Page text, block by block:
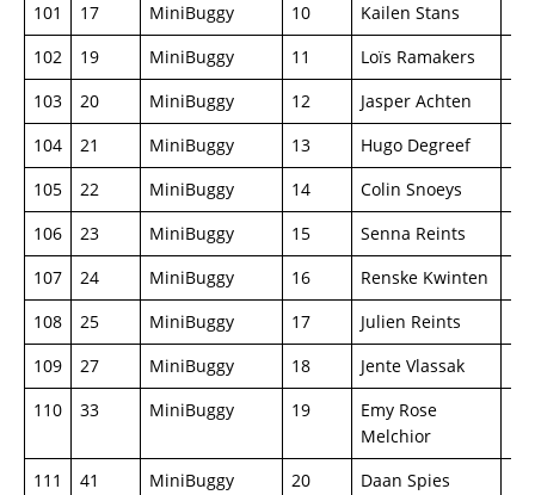
101
17 MiniBuggy 10 Kailen Stans
102
19 MiniBuggy 11 Loïs Ramakers
103
20 MiniBuggy 12 Jasper Achten
104
21 MiniBuggy 13 Hugo Degreef
105
22 MiniBuggy 14 Colin Snoeys
106
23 MiniBuggy 15 Senna Reints
107
24 MiniBuggy 16 Renske Kwinten
108
25 MiniBuggy 17 Julien Reints
109
27 MiniBuggy 18 Jente Vlassak
110
33 MiniBuggy 19
Emy Rose
Melchior
111 41 MiniBuggy 20 Daan Spies